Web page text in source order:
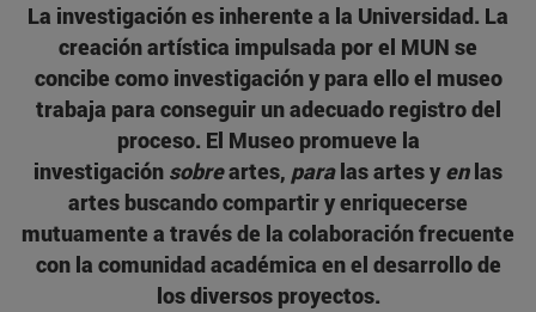
La investigación es inherente a la Universidad. La
creación artística impulsada por el MUN se
concibe como investigación y para ello el museo
trabaja para conseguir un adecuado registro del
proceso. El Museo promueve la
investigación sobreartes, paralas artes y enlas
artes buscando compartir y enriquecerse
mutuamente a través de la colaboración frecuente
con la comunidad académica en el desarrollo de
los diversos proyectos.